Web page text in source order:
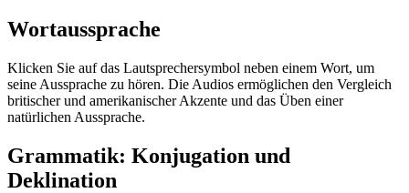
Wortaussprache
Klicken Sie auf das Lautsprechersymbol neben einem Wort, um
seine Aussprache zu hören. Die Audios ermöglichen den Vergleich
britischer und amerikanischer Akzente und das Üben einer
natürlichen Aussprache.
Grammatik: Konjugation und
Deklination